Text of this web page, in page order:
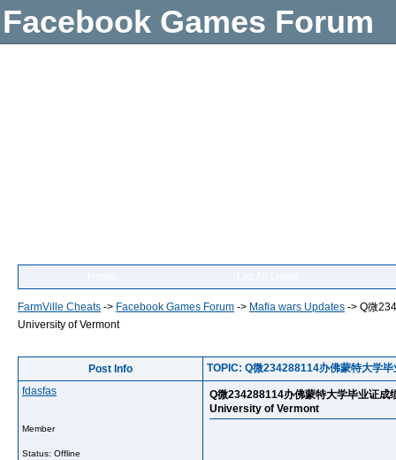
Facebook Games Forum
FarmVille Cheats -> Facebook Games Forum -> Mafia wars Updates -> Q微
University of Vermont
Post Info
TOPIC: Q微234288114办佛蒙特大学
fdasfas
Member
Status: Offline
Q微234288114办佛蒙特大学毕业证成
University of Vermont